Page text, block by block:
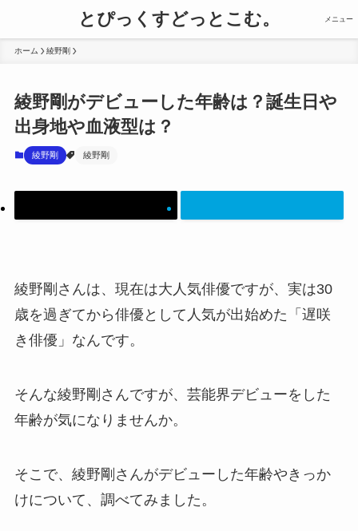
とぴっくすどっとこむ。 メニュー
ホーム 綾野剛
綾野剛がデビューした年齢は？誕生日や
出身地や血液型は？
綾野剛 綾野剛
綾野剛さんは、現在は大人気俳優ですが、実は30
歳を過ぎてから俳優として人気が出始めた「遅咲
き俳優」なんです。
そんな綾野剛さんですが、芸能界デビューをした
年齢が気になりませんか。
そこで、綾野剛さんがデビューした年齢やきっか
けについて、調べてみました。